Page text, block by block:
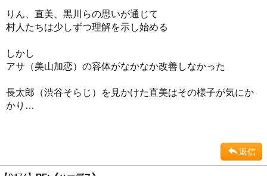
りん、直美、黒川らの思いが通じて
村人たちは少しずつ理解を示し始める
しかし
アサ（美山加恋）の容体がなかなか改善しなかった
長太郎（渋谷そらじ）を見かけた直美はその様子が気にか
かり…
返信